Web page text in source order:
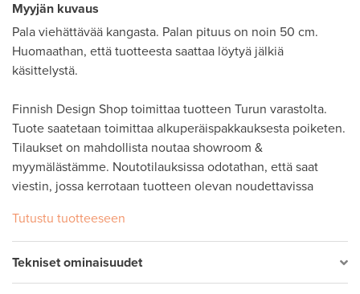
Myyjän kuvaus
Pala viehättävää kangasta. Palan pituus on noin 50 cm.
Huomaathan, että tuotteesta saattaa löytyä jälkiä
käsittelystä.
Finnish Design Shop toimittaa tuotteen Turun varastolta.
Tuote saatetaan toimittaa alkuperäispakkauksesta poiketen.
Tilaukset on mahdollista noutaa showroom &
myymälästämme. Noutotilauksissa odotathan, että saat
viestin, jossa kerrotaan tuotteen olevan noudettavissa
Tutustu tuotteeseen
Tekniset ominaisuudet